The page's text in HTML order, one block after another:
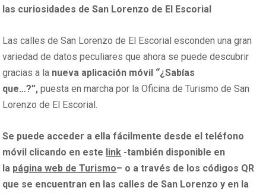
las curiosidades de San Lorenzo de El Escorial
Las calles de San Lorenzo de El Escorial esconden una gran
variedad de datos peculiares que ahora se puede descubrir
gracias a la nueva aplicación móvil “¿Sabías
que…?”, puesta en marcha por la Oficina de Turismo de San
Lorenzo de El Escorial.
Se puede acceder a ella fácilmente desde el teléfono
móvil clicando en este link -también disponible en
la página web de Turismo– o a través de los códigos QR
que se encuentran en las calles de San Lorenzo y en la